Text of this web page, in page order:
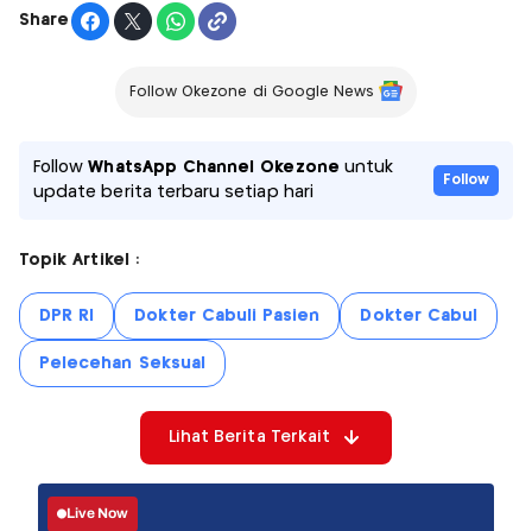
Share
Follow Okezone di Google News
FollowWhatsApp Channel Okezone untuk
update berita terbaru setiap hari
Follow
Topik Artikel :
DPR RI Dokter Cabuli Pasien Dokter Cabul
Pelecehan Seksual
Lihat Berita Terkait
Live Now